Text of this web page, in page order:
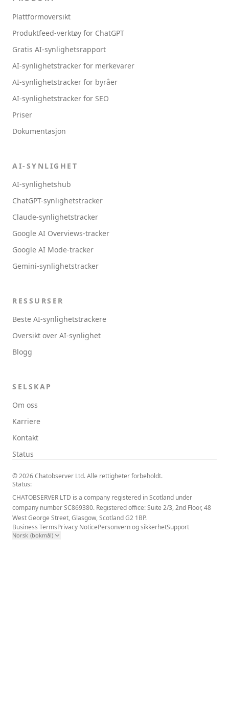
Plattformoversikt
Produktfeed-verktøy for ChatGPT
Gratis AI-synlighetsrapport
AI-synlighetstracker for merkevarer
AI-synlighetstracker for byråer
AI-synlighetstracker for SEO
Priser
Dokumentasjon
AI-SYNLIGHET
AI-synlighetshub
ChatGPT-synlighetstracker
Claude-synlighetstracker
Google AI Overviews-tracker
Google AI Mode-tracker
Gemini-synlighetstracker
RESSURSER
Beste AI-synlighetstrackere
Oversikt over AI-synlighet
Blogg
SELSKAP
Om oss
Karriere
Kontakt
Status
© 2026 Chatobserver Ltd. Alle rettigheter forbeholdt.
Status:
CHATOBSERVER LTD is a company registered in Scotland under
company number SC869380. Registered office: Suite 2/3, 2nd Floor, 48
West George Street, Glasgow, Scotland G2 1BP.
Business TermsPrivacy NoticePersonvern og sikkerhetSupport
Norsk (bokmål)